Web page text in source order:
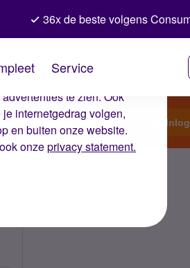
dat je ervaring op de
te zien. Ook
internetgedrag volgen,
en buiten onze website.
onzeprivacy statement.
36x de beste volgens
Service
Start een topic